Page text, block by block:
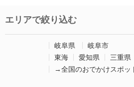
エリアで絞り込む
岐阜県
岐阜市
東海
愛知県 三重県
→全国のおでかけスポッ